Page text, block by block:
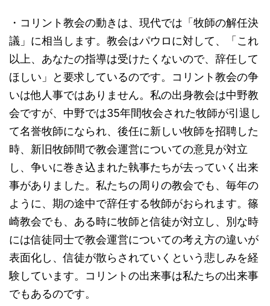
・コリント教会の動きは、現代では「牧師の解任決
議」に相当します。教会はパウロに対して、「これ
以上、あなたの指導は受けたくないので、辞任して
ほしい」と要求しているのです。コリント教会の争
いは他人事ではありません。私の出身教会は中野教
会ですが、中野では35年間牧会された牧師が引退し
て名誉牧師になられ、後任に新しい牧師を招聘した
時、新旧牧師間で教会運営についての意見が対立
し、争いに巻き込まれた執事たちが去っていく出来
事がありました。私たちの周りの教会でも、毎年の
ように、期の途中で辞任する牧師がおられます。篠
崎教会でも、ある時に牧師と信徒が対立し、別な時
には信徒同士で教会運営についての考え方の違いが
表面化し、信徒が散らされていくという悲しみを経
験しています。コリントの出来事は私たちの出来事
でもあるのです。